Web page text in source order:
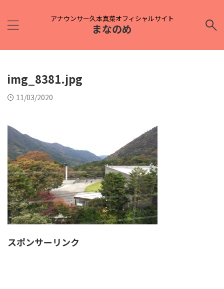
アナウンサー久本真菜オフィシャルサイト
まなのめ
img_8381.jpg
11/03/2020
スポンサーリンク